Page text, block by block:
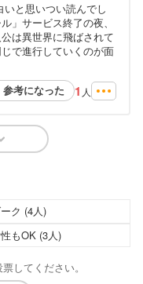
と思いつい読んでし
」サービス終了の夜、
は異世界に飛ばされて
で進行していくのが面
参考になった
1 人
ク (4人)
もOK (3人)
してください。